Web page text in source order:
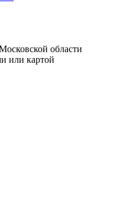
области
или картой